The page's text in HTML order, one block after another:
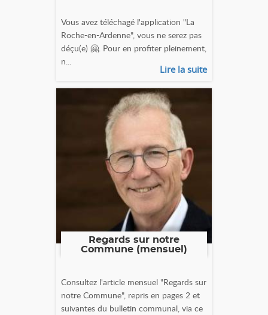
Vous avez téléchagé l'application "La
Roche-en-Ardenne", vous ne serez pas
déçu(e) 🤗. Pour en profiter pleinement,
n...
Lire la suite
Regards sur notre
Commune (mensuel)
Consultez l'article mensuel "Regards sur
notre Commune", repris en pages 2 et
suivantes du bulletin communal, via ce